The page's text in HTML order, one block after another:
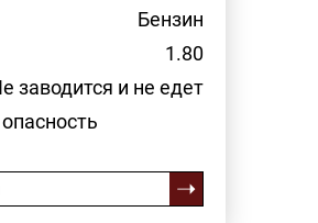
Бензин
1.80
заводится и не едет